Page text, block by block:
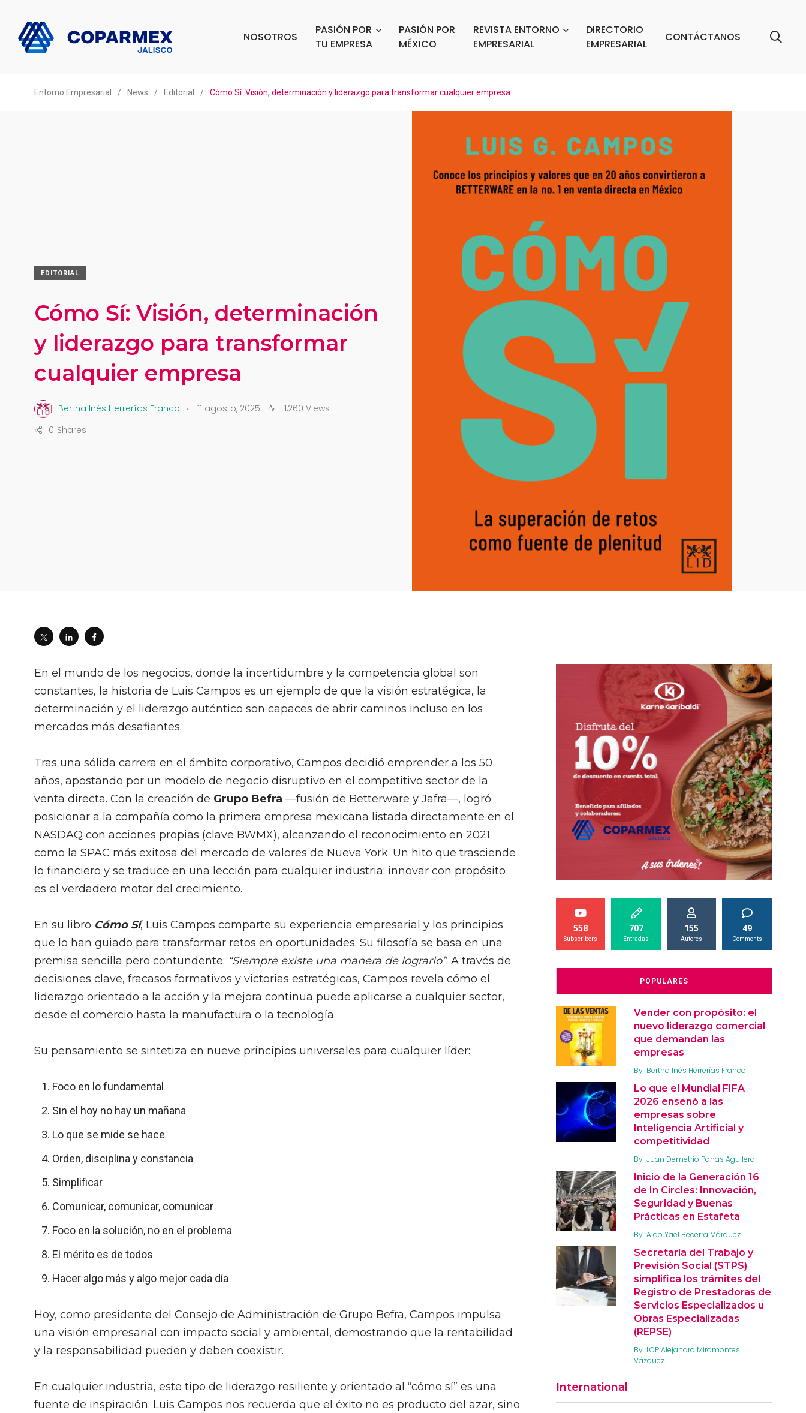
NOSOTROS
PASIÓN POR
TU EMPRESA
PASIÓN POR
MÉXICO
REVISTA ENTORNO
EMPRESARIAL
DIRECTORIO
EMPRESARIAL
CONTÁCTANOS
Entorno Empresarial / News / Editorial / Cómo Sí: Visión, determinación y liderazgo para transformar cualquier empresa
EDITORIAL
Cómo Sí: Visión, determinación
y liderazgo para transformar
cualquier empresa
Bertha Inés Herrerías Franco . 11 agosto, 2025
1,260 Views
Shares
0
En el mundo de los negocios, donde la incertidumbre y la competencia global son
constantes, la historia de Luis Campos es un ejemplo de que la visión estratégica, la
determinación y el liderazgo auténtico son capaces de abrir caminos incluso en los
mercados más desafiantes.
Tras una sólida carrera en el ámbito corporativo, Campos decidió emprender a los 50
años, apostando por un modelo de negocio disruptivo en el competitivo sector de la
venta directa. Con la creación de Grupo Befra —fusión de Betterware y Jafra—, logró
posicionar a la compañía como la primera empresa mexicana listada directamente en el
NASDAQ con acciones propias (clave BWMX), alcanzando el reconocimiento en 2021
como la SPAC más exitosa del mercado de valores de Nueva York. Un hito que trasciende
lo financiero y se traduce en una lección para cualquier industria: innovar con propósito
es el verdadero motor del crecimiento.
En su libro Cómo Sí, Luis Campos comparte su experiencia empresarial y los principios
que lo han guiado para transformar retos en oportunidades. Su filosofía se basa en una
premisa sencilla pero contundente: “Siempre existe una manera de lograrlo”. A través de
decisiones clave, fracasos formativos y victorias estratégicas, Campos revela cómo el
liderazgo orientado a la acción y la mejora continua puede aplicarse a cualquier sector,
desde el comercio hasta la manufactura o la tecnología.
Su pensamiento se sintetiza en nueve principios universales para cualquier líder:
Foco en lo fundamental
Sin el hoy no hay un mañana
Lo que se mide se hace
Orden, disciplina y constancia
Simplificar
Comunicar, comunicar, comunicar
Foco en la solución, no en el problema
El mérito es de todos
Hacer algo más y algo mejor cada día
Hoy, como presidente del Consejo de Administración de Grupo Befra, Campos impulsa
una visión empresarial con impacto social y ambiental, demostrando que la rentabilidad
y la responsabilidad pueden y deben coexistir.
En cualquier industria, este tipo de liderazgo resiliente y orientado al “cómo sí” es una
fuente de inspiración. Luis Campos nos recuerda que el éxito no es producto del azar, sino
558
Subscribers
707
Entradas
155
Autores
49
Comments
POPULARES
Vender con propósito: el
nuevo liderazgo comercial
que demandan las
empresas
By Bertha Inés Herrerías Franco
Lo que el Mundial FIFA
2026 enseñó a las
empresas sobre
Inteligencia Artificial y
competitividad
By Juan Demetrio Panas Aguilera
Inicio de la Generación 16
de In Circles: Innovación,
Seguridad y Buenas
Prácticas en Estafeta
By Aldo Yael Becerra Márquez
Secretaría del Trabajo y
Previsión Social (STPS)
simplifica los trámites del
Registro de Prestadoras de
Servicios Especializados u
Obras Especializadas
(REPSE)
By LCP Alejandro Miramontes
Vázquez
International